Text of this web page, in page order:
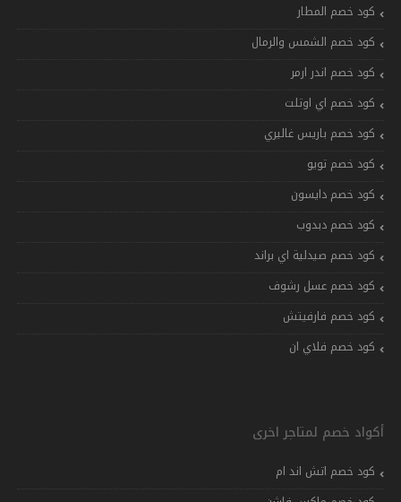
كود خصم المطار
كود خصم الشمس والرمال
كود خصم اندر ارمر
كود خصم اي اوتلت
كود خصم باريس غاليري
كود خصم تويو
كود خصم دايسون
كود خصم دبدوب
كود خصم صيدلية اي براند
كود خصم عسل رشوف
كود خصم فارفيتش
كود خصم فلاي ان
أكواد خصم لمتاجر اخرى
كود خصم اتش اند ام